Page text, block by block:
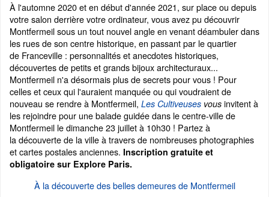
À l'automne 2020 et en début d'année 2021, sur place ou depuis
votre salon derrière votre ordinateur, vous avez pu découvrir
Montfermeil sous un tout nouvel angle en venant déambuler dans
les rues de son centre historique, en passant par le quartier
de Franceville : personnalités et anecdotes historiques,
découvertes de petits et grands bijoux architecturaux...
Montfermeil n'a désormais plus de secrets pour vous ! Pour
celles et ceux qui l'auraient manquée ou qui voudraient de
nouveau se rendre à Montfermeil, Les Cultiveuses vous invitent à
les rejoindre pour une balade guidée dans le centre-ville de
Montfermeil le dimanche 23 juillet à 10h30 ! Partez à
la découverte de la ville à travers de nombreuses photographies
et cartes postales anciennes. Inscription gratuite et
obligatoire sur Explore Paris.
À la découverte des belles demeures de Montfermeil